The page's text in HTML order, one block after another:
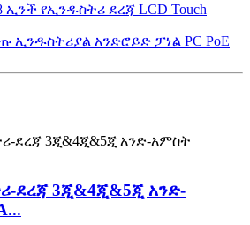
ኢንች የኢንዱስትሪ ደረጃ LCD Touch
ኢንዱስትሪያል አንድሮይድ ፓነል PC PoE
ደረጃ 3ጂ&4ጂ&5ጂ አንድ-